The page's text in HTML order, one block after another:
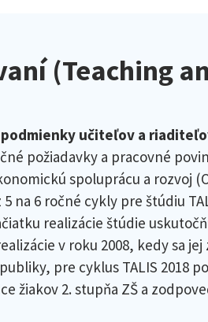
(Teaching
učiteľov a
požiadavky a pracovné
spoluprácu a rozvoj
6 ročné cykly pre štúdiu
realizácie štúdie
v roku 2008, kedy sa jej
pre cyklus TALIS 2018
žiakov 2. stupňa ZŠ a